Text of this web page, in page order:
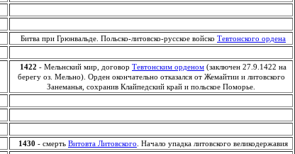
Битва при Грюнвальде. Польско-литовско-русское войско Тевтонского ордена
1422 - Мельнский мир, договор Тевтонским орденом (заключен 27.9.1422 на
берегу оз. Мельно). Орден окончательно отказался от Жемайтии и литовского
Занеманья, сохранив Клайпедский край и польское Поморье.
1430 - смерть Витовта Литовского . Начало упадка литовского великодержавия